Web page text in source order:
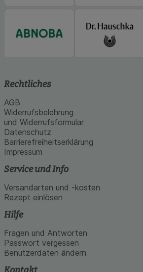
Rechtliches
AGB
Widerrufsbelehrung
und Widerrufsformular
Datenschutz
Barrierefreiheitserklärung
Impressum
Service und Info
Versandarten und -kosten
Rezept einlösen
Hilfe
Fragen und Antworten
Passwort vergessen
Benutzerdaten ändern